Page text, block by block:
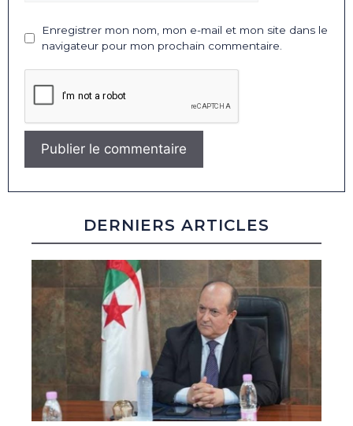
Enregistrer mon nom, mon e-mail et mon site dans le
navigateur pour mon prochain commentaire.
DERNIERS ARTICLES